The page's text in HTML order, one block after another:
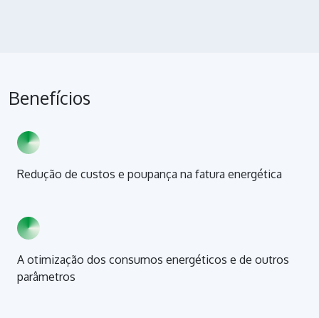
Benefícios
Redução de custos e poupança na fatura energética
A otimização dos consumos energéticos e de outros
parâmetros